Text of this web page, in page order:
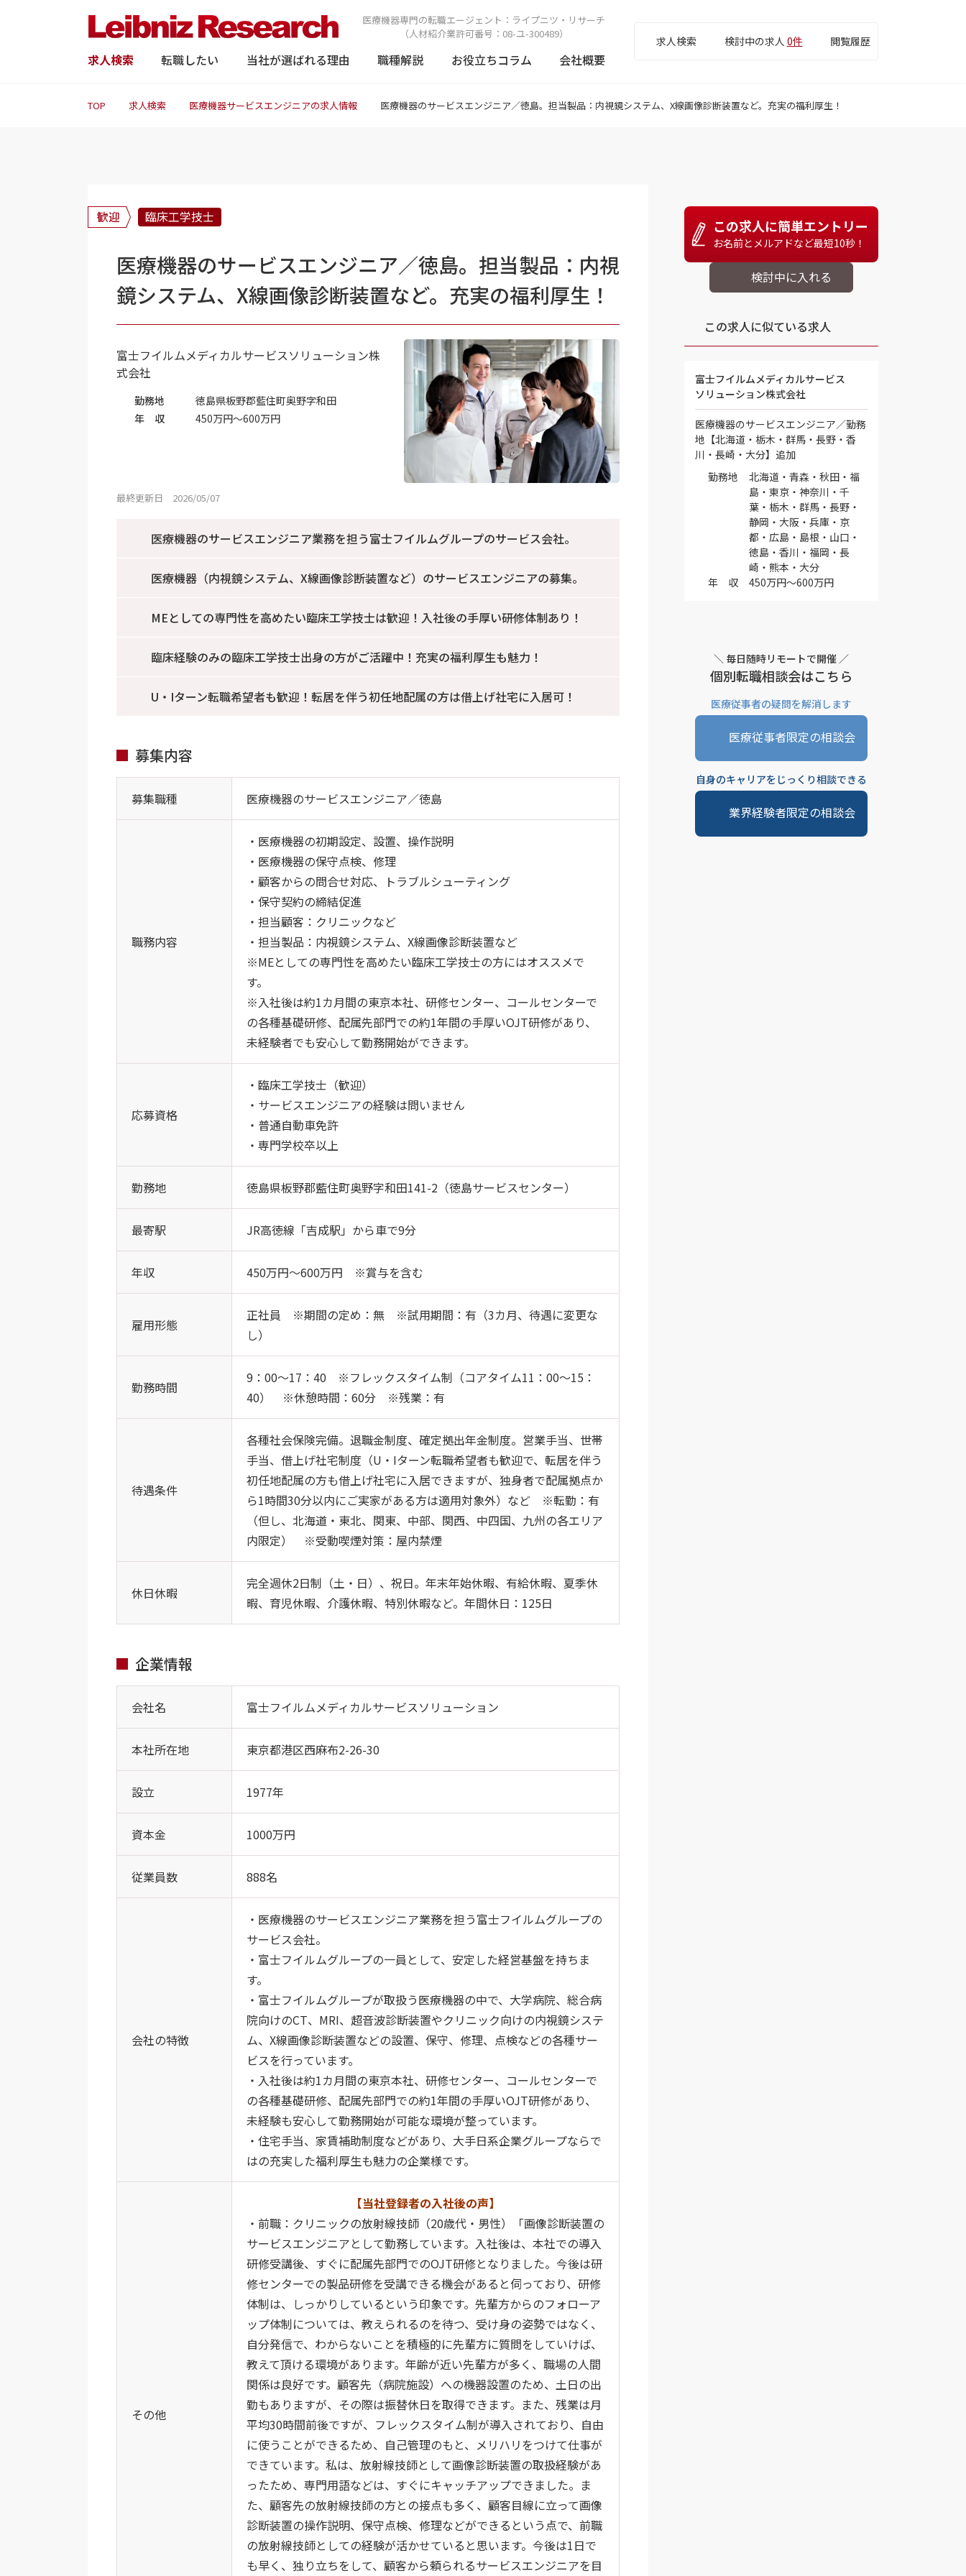
医療機器専門の転職エージェント： ライプニツ・リサーチ
（人材紹介業許可番号：08-ユ-300489）
求人検索 転職したい 当社が選ばれる理由 職種解説 お役立ちコラム 会社概要
求人検索 検討中の求人 0件 閲覧履歴
TOP 求人検索 医療機器サービスエンジニアの求人情報 医療機器のサービスエンジニア／徳島。担当製品：内視鏡システム、X線画像診断装置など。充実の福利厚生！
歓迎 臨床工学技士
医療機器のサービスエンジニア／徳島。担当製品：内視
鏡システム、X線画像診断装置など。充実の福利厚生！
富士フイルムメディカルサービスソリューション株
式会社
勤務地
徳島県板野郡藍住町奥野字和田
年 収
450万円～600万円
最終更新日 2026/05/07
医療機器のサービスエンジニア業務を担う富士フイルムグループのサービス会社。
医療機器（内視鏡システム、X線画像診断装置など）のサービスエンジニアの募集。
MEとしての専門性を高めたい臨床工学技士は歓迎！入社後の手厚い研修体制あり！
臨床経験のみの臨床工学技士出身の方がご活躍中！充実の福利厚生も魅力！
U・Iターン転職希望者も歓迎！転居を伴う初任地配属の方は借上げ社宅に入居可！
募集内容
募集職種 医療機器のサービスエンジニア／徳島
職務内容
・医療機器の初期設定、設置、操作説明
・医療機器の保守点検、修理
・顧客からの問合せ対応、トラブルシューティング
・保守契約の締結促進
・担当顧客：クリニックなど
・担当製品：内視鏡システム、X線画像診断装置など
※MEとしての専門性を高めたい臨床工学技士の方にはオススメで
す。
※入社後は約1カ月間の東京本社、研修センター、コールセンターで
の各種基礎研修、配属先部門での約1年間の手厚いOJT研修があり、
未経験者でも安心して勤務開始ができます。
応募資格
・臨床工学技士（歓迎）
・サービスエンジニアの経験は問いません
・普通自動車免許
・専門学校卒以上
勤務地 徳島県板野郡藍住町奥野字和田141-2（徳島サービスセンター）
最寄駅 JR高徳線「吉成駅」から車で9分
年収 450万円～600万円 ※賞与を含む
雇用形態
正社員 ※期間の定め：無 ※試用期間：有（3カ月、待遇に変更な
し）
勤務時間
9：00～17：40 ※フレックスタイム制（コアタイム11：00～15：
40） ※休憩時間：60分 ※残業：有
待遇条件
各種社会保険完備。退職金制度、確定拠出年金制度。営業手当、世帯
手当、借上げ社宅制度（U・Iターン転職希望者も歓迎で、転居を伴う
初任地配属の方も借上げ社宅に入居できますが、独身者で配属拠点か
ら1時間30分以内にご実家がある方は適用対象外）など ※転勤：有
（但し、北海道・東北、関東、中部、関西、中四国、九州の各エリア
内限定） ※受動喫煙対策：屋内禁煙
休日休暇
完全週休2日制（土・日）、祝日。年末年始休暇、有給休暇、夏季休
暇、育児休暇、介護休暇、特別休暇など。年間休日：125日
企業情報
会社名 富士フイルムメディカルサービスソリューション
本社所在地 東京都港区西麻布2-26-30
設立 1977年
資本金 1000万円
従業員数 888名
会社の特徴
・医療機器のサービスエンジニア業務を担う富士フイルムグループの
サービス会社。
・富士フイルムグループの一員として、安定した経営基盤を持ちま
す。
・富士フイルムグループが取扱う医療機器の中で、大学病院、総合病
院向けのCT、MRI、超音波診断装置やクリニック向けの内視鏡システ
ム、X線画像診断装置などの設置、保守、修理、点検などの各種サー
ビスを行っています。
・入社後は約1カ月間の東京本社、研修センター、コールセンターで
の各種基礎研修、配属先部門での約1年間の手厚いOJT研修があり、
未経験も安心して勤務開始が可能な環境が整っています。
・住宅手当、家賃補助制度などがあり、大手日系企業グループならで
はの充実した福利厚生も魅力の企業様です。
その他
【当社登録者の入社後の声】
・前職：クリニックの放射線技師（20歳代・男性）「画像診断装置の
サービスエンジニアとして勤務しています。入社後は、本社での導入
研修受講後、すぐに配属先部門でのOJT研修となりました。今後は研
修センターでの製品研修を受講できる機会があると伺っており、研修
体制は、しっかりしているという印象です。先輩方からのフォローア
ップ体制については、教えられるのを待つ、受け身の姿勢ではなく、
自分発信で、わからないことを積極的に先輩方に質問をしていけば、
教えて頂ける環境があります。年齢が近い先輩方が多く、職場の人間
関係は良好です。顧客先（病院施設）への機器設置のため、土日の出
勤もありますが、その際は振替休日を取得できます。また、残業は月
平均30時間前後ですが、フレックスタイム制が導入されており、自由
に使うことができるため、自己管理のもと、メリハリをつけて仕事が
できています。私は、放射線技師として画像診断装置の取扱経験があ
ったため、専門用語などは、すぐにキャッチアップできました。ま
た、顧客先の放射線技師の方との接点も多く、顧客目線に立って画像
診断装置の操作説明、保守点検、修理などができるという点で、前職
の放射線技師としての経験が活かせていると思います。今後は1日で
も早く、独り立ちをして、顧客から頼られるサービスエンジニアを目
この求人に簡単エントリー
お名前とメルアドなど最短10秒！
この求人に似ている求人
富士フイルムメディカルサービス
ソリューション株式会社
医療機器のサービスエンジニア／勤務
地【北海道・栃木・群馬・長野・香
川・長崎・大分】追加
勤務地
北海道・青森・秋田・福
島・東京・神奈川・千
葉・栃木・群馬・長野・
静岡・大阪・兵庫・京
都・広島・島根・山口・
徳島・香川・福岡・長
崎・熊本・大分
年 収
450万円～600万円
＼ 毎日随時リモートで開催 ／
個別転職相談会はこちら
医療従事者の疑問を解消します
医療従事者限定の相談会
自身のキャリアをじっくり相談できる
業界経験者限定の相談会